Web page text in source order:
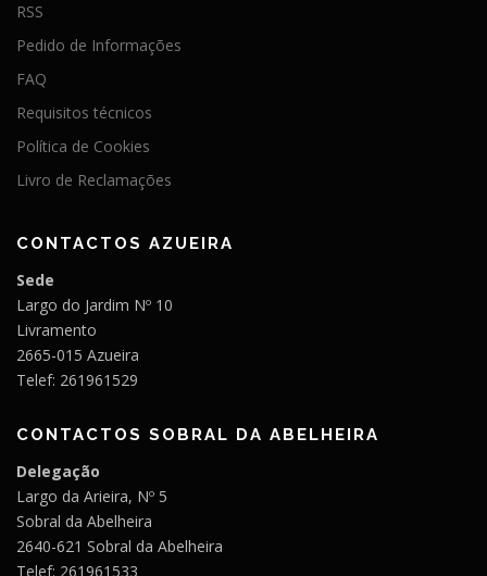
RSS
Pedido de Informações
FAQ
Requisitos técnicos
Política de Cookies
Livro de Reclamações
CONTACTOS AZUEIRA
Sede
Largo do Jardim Nº 10
Livramento
2665-015 Azueira
Telef: 261961529
CONTACTOS SOBRAL DA ABELHEIRA
Delegação
Largo da Arieira, Nº 5
Sobral da Abelheira
2640-621 Sobral da Abelheira
Telef: 261961533